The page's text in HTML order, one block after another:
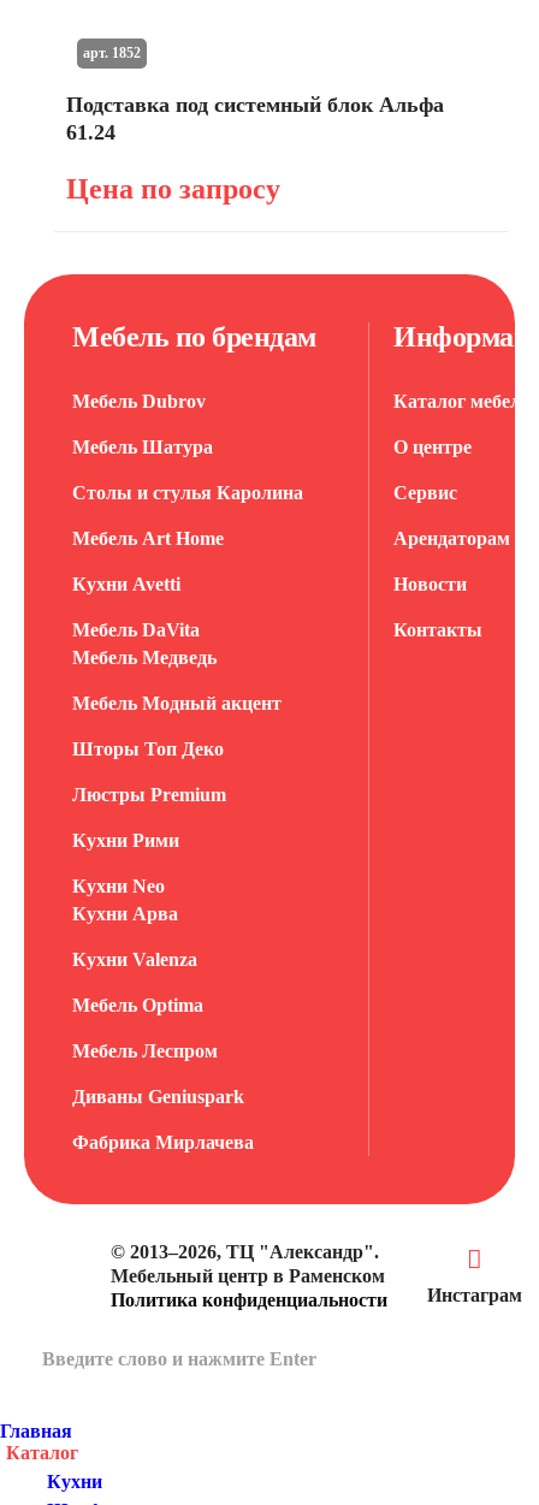
Подставка под системный блок Альфа
61.24
Цена по запросу
арт. 1852
Мебель по брендам
Мебель Dubrov
Мебель Шатура
Столы и стулья Каролина
Мебель Art Home
Кухни Avetti
Мебель DaVita
Мебель Медведь
Мебель Модный акцент
Шторы Топ Деко
Люстры Premium
Кухни Рими
Кухни Neo
Кухни Арва
Кухни Valenza
Мебель Optima
Мебель Леспром
Диваны Geniuspark
Фабрика Мирлачева
Каталог мебели
О центре
Сервис
Арендаторам
Новости
Контакты
© 2013–2026, ТЦ "Александр".
Мебельный центр в Раменском
Политика конфиденциальности
Инстаграм
Главная
Каталог
Кухни